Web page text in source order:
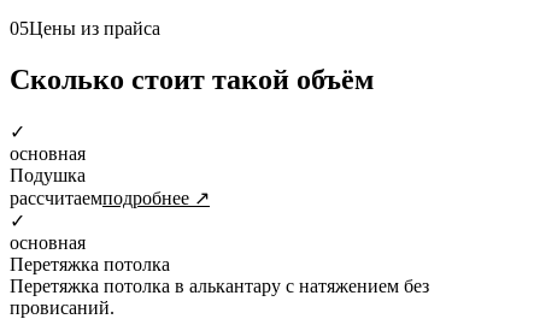
05Цены из прайса
Сколько стоит такой объём
✓
основная
Подушка
рассчитаемподробнее ↗
✓
основная
Перетяжка потолка
Перетяжка потолка в алькантару с натяжением без
провисаний.